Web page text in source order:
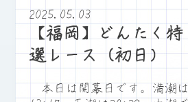
2025.05.03
【福岡】どんたく特
選レース（初日）
本日は開幕日です。満潮は